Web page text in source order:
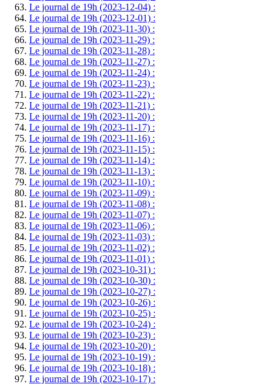
Le journal de 19h (2023-12-04) :
Le journal de 19h (2023-12-01) :
Le journal de 19h (2023-11-30) :
Le journal de 19h (2023-11-29) :
Le journal de 19h (2023-11-28) :
Le journal de 19h (2023-11-27) :
Le journal de 19h (2023-11-24) :
Le journal de 19h (2023-11-23) :
Le journal de 19h (2023-11-22) :
Le journal de 19h (2023-11-21) :
Le journal de 19h (2023-11-20) :
Le journal de 19h (2023-11-17) :
Le journal de 19h (2023-11-16) :
Le journal de 19h (2023-11-15) :
Le journal de 19h (2023-11-14) :
Le journal de 19h (2023-11-13) :
Le journal de 19h (2023-11-10) :
Le journal de 19h (2023-11-09) :
Le journal de 19h (2023-11-08) :
Le journal de 19h (2023-11-07) :
Le journal de 19h (2023-11-06) :
Le journal de 19h (2023-11-03) :
Le journal de 19h (2023-11-02) :
Le journal de 19h (2023-11-01) :
Le journal de 19h (2023-10-31) :
Le journal de 19h (2023-10-30) :
Le journal de 19h (2023-10-27) :
Le journal de 19h (2023-10-26) :
Le journal de 19h (2023-10-25) :
Le journal de 19h (2023-10-24) :
Le journal de 19h (2023-10-23) :
Le journal de 19h (2023-10-20) :
Le journal de 19h (2023-10-19) :
Le journal de 19h (2023-10-18) :
Le journal de 19h (2023-10-17) :